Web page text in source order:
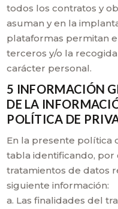
todos los contratos y
asuman y en la
plataformas permitan
terceros y/o la
carácter personal.
5 INFORMACIÓN
DE LA
POLÍTICA DE
En la presente política
tabla identificando,
tratamientos de datos
siguiente información:
a. Las finalidades del